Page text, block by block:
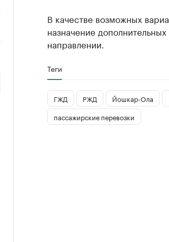
В качестве возможных
назначение
направлении.
Теги
ГЖД РЖД Йошкар-Ола
пассажирские перевозки